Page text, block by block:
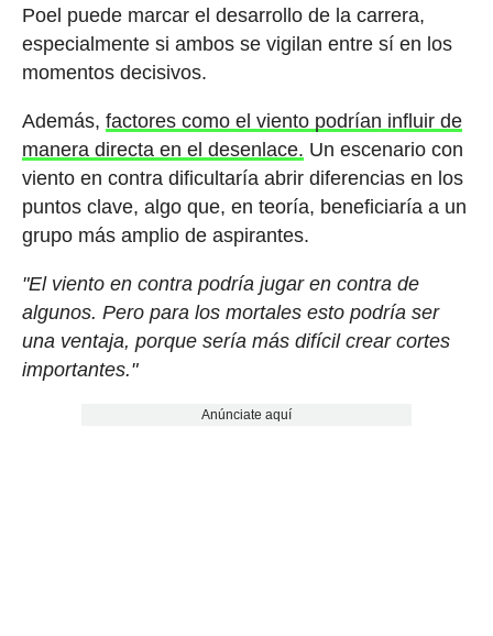
Poel puede marcar el desarrollo de la carrera,
especialmente si ambos se vigilan entre sí en los
momentos decisivos.
Además, factores como el viento podrían influir de
manera directa en el desenlace. Un escenario con
viento en contra dificultaría abrir diferencias en los
puntos clave, algo que, en teoría, beneficiaría a un
grupo más amplio de aspirantes.
"El viento en contra podría jugar en contra de
algunos. Pero para los mortales esto podría ser
una ventaja, porque sería más difícil crear cortes
importantes."
Anúnciate aquí